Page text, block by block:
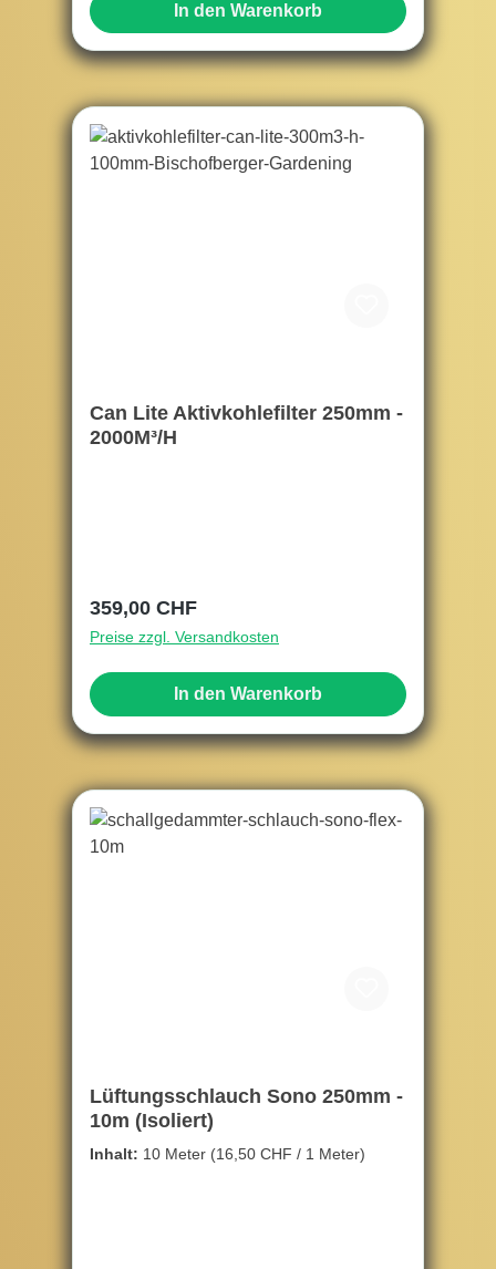
In den Warenkorb
Can Lite Aktivkohlefilter 250mm -
2000M³/H
Regulärer Preis:
359,00 CHF
Preise zzgl. Versandkosten
In den Warenkorb
Lüftungsschlauch Sono 250mm -
10m (Isoliert)
Inhalt: 10 Meter (16,50 CHF / 1 Meter)